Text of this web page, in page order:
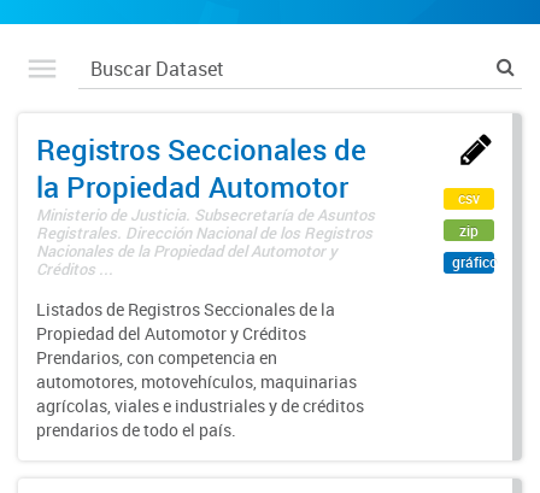
Registros Seccionales de
la Propiedad Automotor
Ministerio de Justicia. Subsecretaría de Asuntos
Registrales. Dirección Nacional de los Registros
Nacionales de la Propiedad del Automotor y
Créditos ...
Listados de Registros Seccionales de la
Propiedad del Automotor y Créditos
Prendarios, con competencia en
automotores, motovehículos, maquinarias
agrícolas, viales e industriales y de créditos
prendarios de todo el país.
csv
zip
gráfico